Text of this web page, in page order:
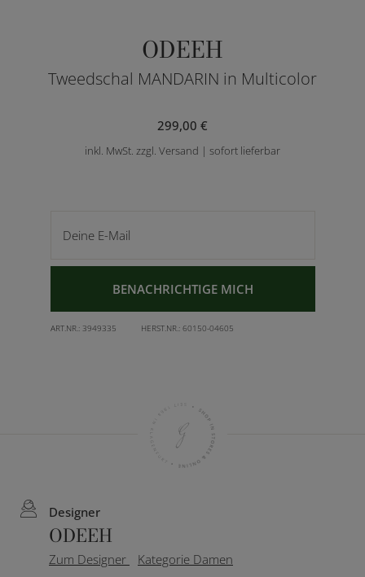
ODEEH
Tweedschal MANDARIN in Multicolor
299,00 €
inkl. MwSt. zzgl. Versand | sofort lieferbar
BENACHRICHTIGE MICH
ART.NR.: 3949335 HERST.NR.: 60150-04605
Designer
ODEEH
Zum Designer Kategorie Damen